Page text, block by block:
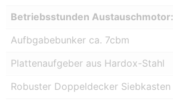
Betriebsstunden
Aufbgabebunker ca. 7cbm
Plattenaufgeber aus Hardox-Stahl
Robuster Doppeldecker Siebkasten